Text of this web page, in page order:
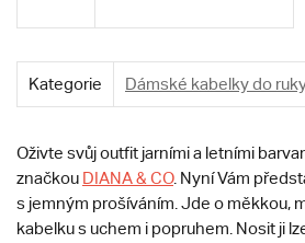
Kategorie Dámské kabelky do
Oživte svůj outfit jarními a letními
značkou DIANA & CO. Nyní Vám
s jemným prošíváním. Jde o měkkou,
kabelku s uchem i popruhem. Nosit ji